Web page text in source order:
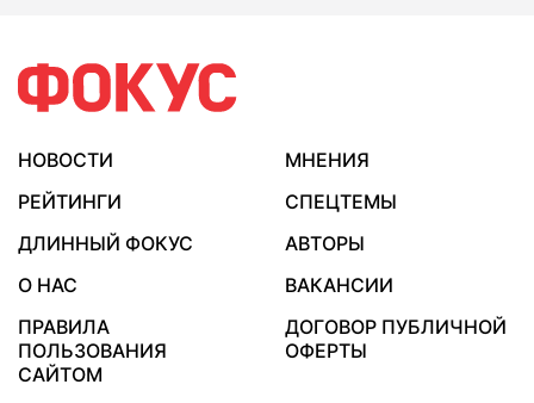
НОВОСТИ
МНЕНИЯ
РЕЙТИНГИ
СПЕЦТЕМЫ
ДЛИННЫЙ ФОКУС
АВТОРЫ
О НАС
ВАКАНСИИ
ПРАВИЛА
ПОЛЬЗОВАНИЯ
САЙТОМ
ДОГОВОР ПУБЛИЧНОЙ
ОФЕРТЫ